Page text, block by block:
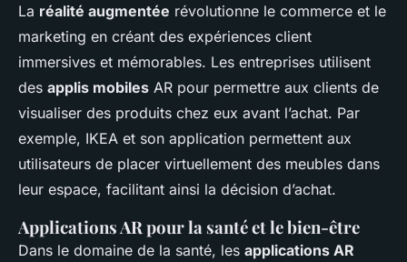
La réalité augmentée révolutionne le commerce et le
marketing en créant des expériences client
immersives et mémorables. Les entreprises utilisent
des applis mobiles AR pour permettre aux clients de
visualiser des produits chez eux avant l’achat. Par
exemple, IKEA et son application permettent aux
utilisateurs de placer virtuellement des meubles dans
leur espace, facilitant ainsi la décision d’achat.
Applications AR pour la santé et le bien-être
Dans le domaine de la santé, les applications AR